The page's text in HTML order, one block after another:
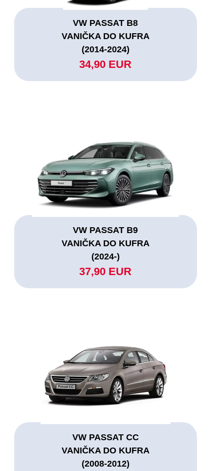
VW PASSAT B8
VANIČKA DO KUFRA
(2014-2024)
34,90 EUR
VW PASSAT B9
VANIČKA DO KUFRA
(2024-)
37,90 EUR
VW PASSAT CC
VANIČKA DO KUFRA
(2008-2012)